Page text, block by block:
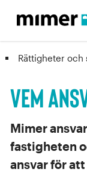
Vem
Rättigheter och
Mimer
fastigheten
ansvar för